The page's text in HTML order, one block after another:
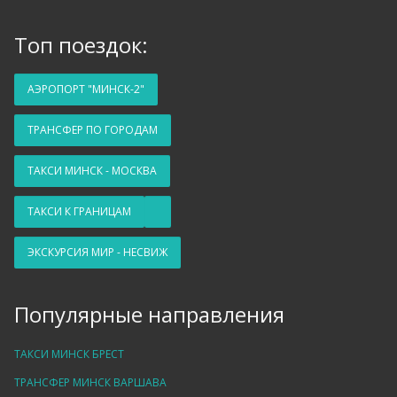
Топ поездок:
АЭРОПОРТ "МИНСК-2"
ТРАНСФЕР ПО ГОРОДАМ
ТАКСИ МИНСК - МОСКВА
ТАКСИ К ГРАНИЦАМ
ЭКСКУРСИЯ МИР - НЕСВИЖ
Популярные направления
ТАКСИ МИНСК БРЕСТ
ТРАНСФЕР МИНСК ВАРШАВА